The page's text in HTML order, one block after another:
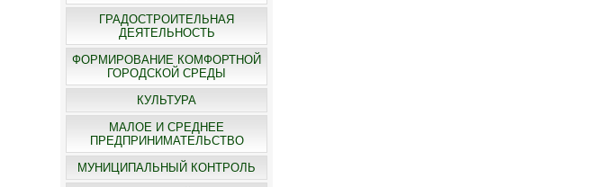
ГРАДОСТРОИТЕЛЬНАЯ
ДЕЯТЕЛЬНОСТЬ
ФОРМИРОВАНИЕ КОМФОРТНОЙ
ГОРОДСКОЙ СРЕДЫ
КУЛЬТУРА
МАЛОЕ И СРЕДНЕЕ
ПРЕДПРИНИМАТЕЛЬСТВО
МУНИЦИПАЛЬНЫЙ КОНТРОЛЬ